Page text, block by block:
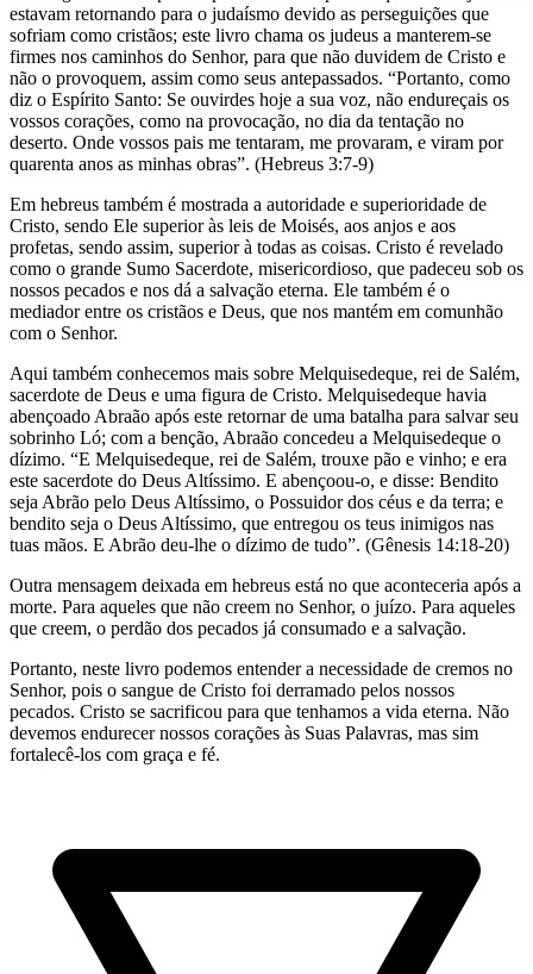
estavam retornando para o judaísmo devido as perseguições que
sofriam como cristãos; este livro chama os judeus a manterem-se
firmes nos caminhos do Senhor, para que não duvidem de Cristo e
não o provoquem, assim como seus antepassados. “Portanto, como
diz o Espírito Santo: Se ouvirdes hoje a sua voz, não endureçais os
vossos corações, como na provocação, no dia da tentação no
deserto. Onde vossos pais me tentaram, me provaram, e viram por
quarenta anos as minhas obras”. (Hebreus 3:7-9)
Em hebreus também é mostrada a autoridade e superioridade de
Cristo, sendo Ele superior às leis de Moisés, aos anjos e aos
profetas, sendo assim, superior à todas as coisas. Cristo é revelado
como o grande Sumo Sacerdote, misericordioso, que padeceu sob os
nossos pecados e nos dá a salvação eterna. Ele também é o
mediador entre os cristãos e Deus, que nos mantém em comunhão
com o Senhor.
Aqui também conhecemos mais sobre Melquisedeque, rei de Salém,
sacerdote de Deus e uma figura de Cristo. Melquisedeque havia
abençoado Abraão após este retornar de uma batalha para salvar seu
sobrinho Ló; com a benção, Abraão concedeu a Melquisedeque o
dízimo. “E Melquisedeque, rei de Salém, trouxe pão e vinho; e era
este sacerdote do Deus Altíssimo. E abençoou-o, e disse: Bendito
seja Abrão pelo Deus Altíssimo, o Possuidor dos céus e da terra; e
bendito seja o Deus Altíssimo, que entregou os teus inimigos nas
tuas mãos. E Abrão deu-lhe o dízimo de tudo”. (Gênesis 14:18-20)
Outra mensagem deixada em hebreus está no que aconteceria após a
morte. Para aqueles que não creem no Senhor, o juízo. Para aqueles
que creem, o perdão dos pecados já consumado e a salvação.
Portanto, neste livro podemos entender a necessidade de cremos no
Senhor, pois o sangue de Cristo foi derramado pelos nossos
pecados. Cristo se sacrificou para que tenhamos a vida eterna. Não
devemos endurecer nossos corações às Suas Palavras, mas sim
fortalecê-los com graça e fé.